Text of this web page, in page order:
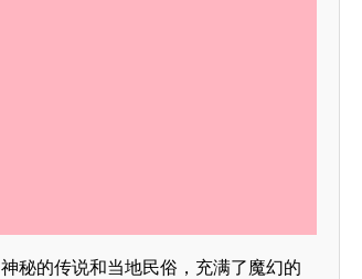
秘的传说和当地民俗，充满了魔幻的